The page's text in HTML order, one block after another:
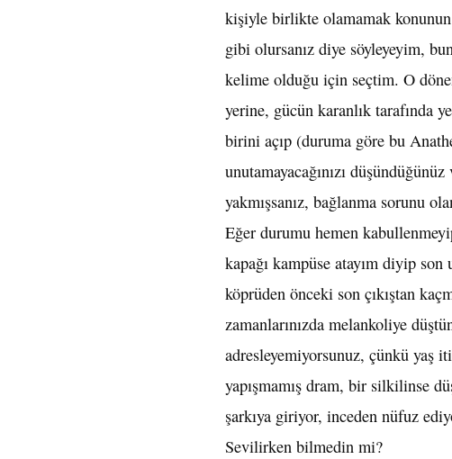
kişiyle birlikte olamamak
gibi olursanız diye söyleyeyim,
kelime olduğu için seçtim. O
yerine, gücün karanlık tarafında
birini açıp (duruma göre bu
unutamayacağınızı
yakmışsanız, bağlanma sorunu
Eğer durumu hemen
kapağı kampüse atayım diyip
köprüden önceki son çıkıştan
zamanlarınızda melankoliye
adresleyemiyorsunuz, çünkü yaş
yapışmamış dram, bir silkilinse
şarkıya giriyor, inceden nüfuz
Sevilirken bilmedin mi?